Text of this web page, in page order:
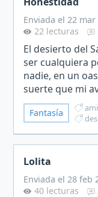
Enviada el 22 mar
22 lecturas
El desierto del
ser cualquiera
nadie, en un
suerte que mi
podido hacer
dice que…
Fantasía
Lolita
Enviada el 28 feb
40 lecturas